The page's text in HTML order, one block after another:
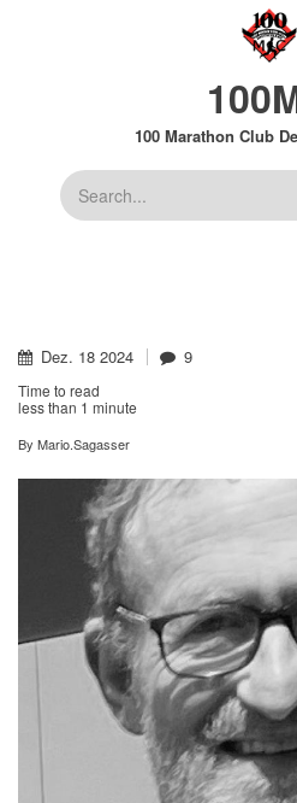
100 Marathon Club
Suche
Dez. 18 2024 9
Time to read
less than 1 minute
By Mario.Sagasser